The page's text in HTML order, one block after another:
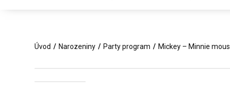
Úvod Narozeniny Party program Mickey – Minnie